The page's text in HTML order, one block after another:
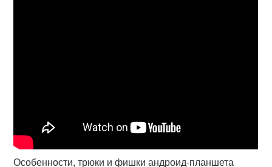
Особенности, трюки и фишки андроид-планшета